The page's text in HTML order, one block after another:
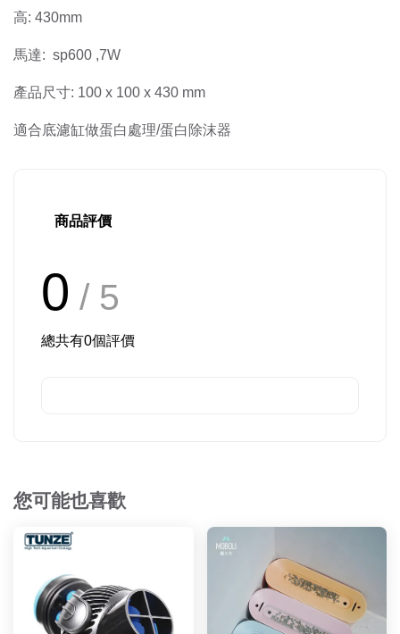
高: 430mm
馬達:  sp600 ,7W
產品尺寸: 100 x 100 x 430 mm
適合底濾缸做蛋白處理/蛋白除沫器
商品評價
0 / 5
總共有0個評價
您可能也喜歡